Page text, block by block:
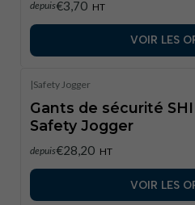
depuis€3,70 HT
VOIR LES
|Safety Jogger
Gants de sécurité
Safety Jogger
depuis€28,20 HT
VOIR LES